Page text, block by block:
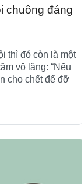
chuông đáng
thì đó còn là một
vô lăng: “Nếu
cho chết để đỡ